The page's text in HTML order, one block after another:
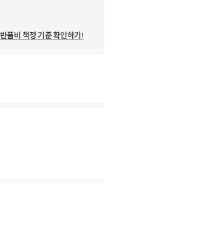
반품비 책정 기준 확인하기!